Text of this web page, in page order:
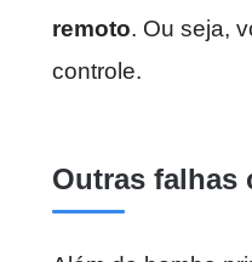
remoto. Ou seja,
controle.
Outras falhas